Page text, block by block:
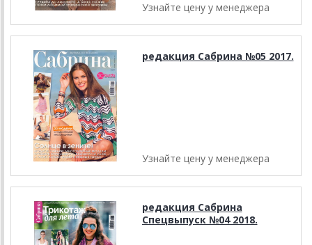
Узнайте цену у менеджера
редакция Сабрина №05 2017.
Узнайте цену у менеджера
редакция Сабрина
Спецвыпуск №04 2018.